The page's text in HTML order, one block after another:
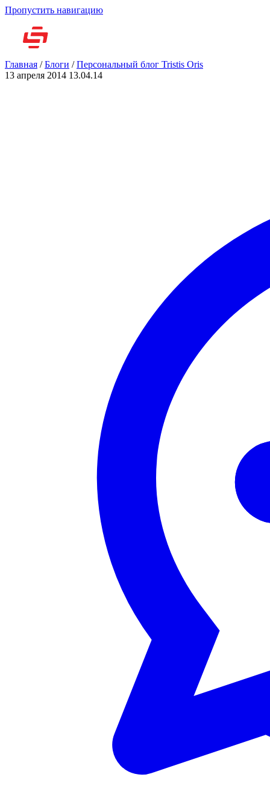
Пропустить навигацию
Главная /Блоги /Персональный блог Tristis Oris
13 апреля 2014 13.04.14